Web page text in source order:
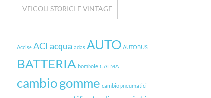
VEICOLI STORICI E VINTAGE
Accise ACI acqua adas AUTO AUTOBUS
BATTERIA bombole CALMA
cambio gomme cambio pneumatici